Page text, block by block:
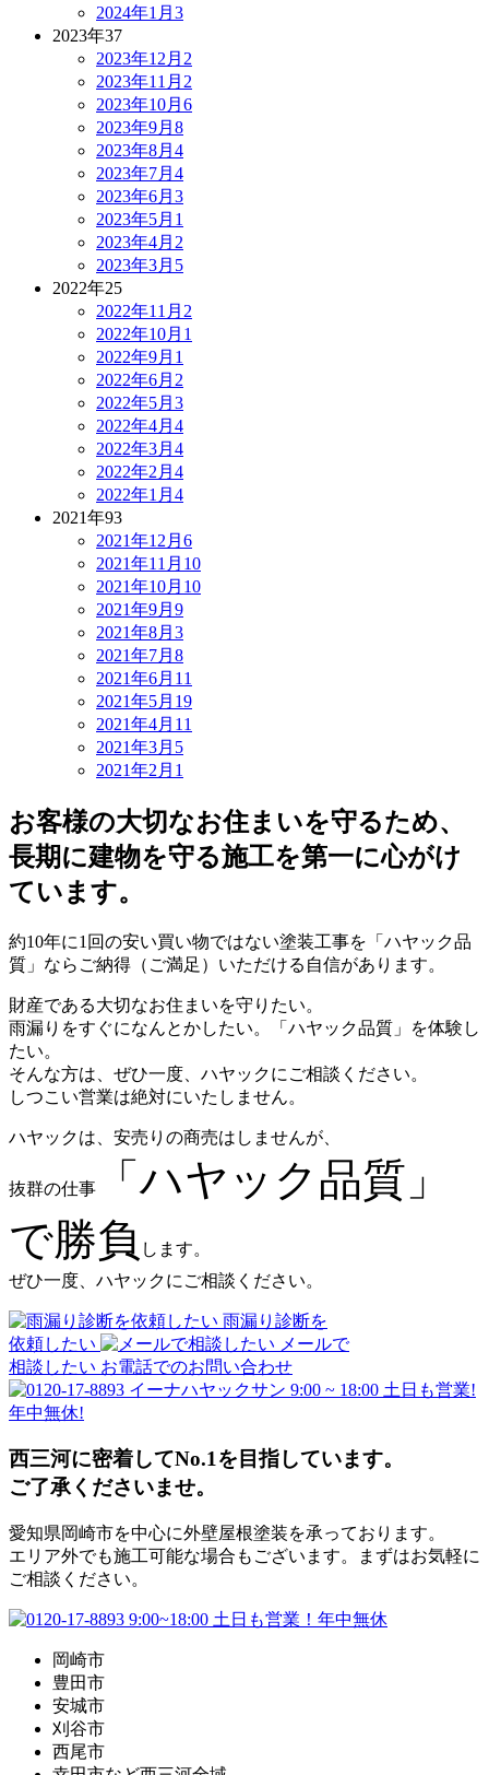
2024年1月 3
2023年37
2023年12月 2
2023年11月 2
2023年10月 6
2023年9月 8
2023年8月 4
2023年7月 4
2023年6月 3
2023年5月 1
2023年4月 2
2023年3月 5
2022年25
2022年11月 2
2022年10月 1
2022年9月 1
2022年6月 2
2022年5月 3
2022年4月 4
2022年3月 4
2022年2月 4
2022年1月 4
2021年93
2021年12月 6
2021年11月 10
2021年10月 10
2021年9月 9
2021年8月 3
2021年7月 8
2021年6月 11
2021年5月 19
2021年4月 11
2021年3月 5
2021年2月 1
お客様の大切なお住まいを守るため、
長期に建物を守る施工を第一に心がけ
ています。
約10年に1回の安い買い物ではない塗装工事を「ハヤック品
質」ならご納得（ご満足）いただける自信があります。
財産である大切なお住まいを守りたい。
雨漏りをすぐになんとかしたい。「ハヤック品質」を体験し
たい。
そんな方は、ぜひ一度、ハヤックにご相談ください。
しつこい営業は絶対にいたしません。
ハヤックは、安売りの商売はしませんが、
抜群の仕事
「ハヤック品質」
で勝負 します。
ぜひ一度、ハヤックにご相談ください。
雨漏り診断を
依頼したい
メールで
相談したい お電話でのお問い合わせ
9:00 ~ 18:00 土日も営業!
年中無休!
西三河に密着してNo.1を目指しています。
ご了承くださいませ。
愛知県岡崎市を中心に外壁屋根塗装を承っております。
エリア外でも施工可能な場合もございます。まずはお気軽に
ご相談ください。
岡崎市
豊田市
安城市
刈谷市
西尾市